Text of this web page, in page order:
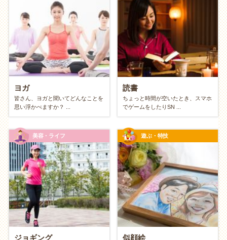
あるものを活かす「工夫スタイル」
新しい道具を買うのではなく、今あるものや、身近な
環境をフル活用する楽しみ方です。例えば、読み終わ
った本を読み返してみる、家にある食材だけで絶品料
理を作ってみる、スマホの無料アプリを使い倒すな
ど。「制限があるからこそ燃える」というゲームのよ
うな感覚で、創意工夫する面白さを味わえます。
ル」
お金の代わりに「時間」と「体」を使う楽しみ方で
す。自重トレーニングで体を鍛える、語学を独学す
る、瞑想をする、歌を歌う。元手は「自分自身」だ
け。失うものは何もなく、やればやるほど知識や筋
肉、健康といった「プライスレスな資産」が自分の中
に積み上がっていく、最もリターン確実な投資です。
ヨガ
皆さん、ヨガと聞いてどんなことを
思い浮かべますか？ ...
読書
ちょっと時間が空いたとき、スマホ
でゲームをしたりSN ...
美容・ライフ
ジョギング
遊ぶ・特技
似顔絵